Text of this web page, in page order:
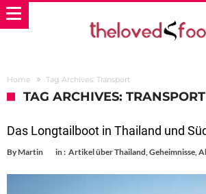
Home Tag Archives: Transport
TAG ARCHIVES: TRANSPORT
Das Longtailboot in Thailand und
ByMartin in : Artikel über Thailand,Geheimnisse,